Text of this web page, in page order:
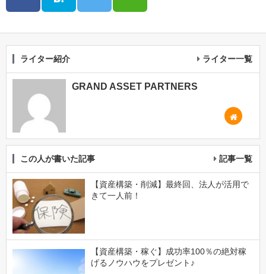
ライター紹介 ライター一覧
GRAND ASSET PARTNERS
この人が書いた記事 記事一覧
【資産構築・削減】最終回、法人が活用で
きて一人前！
【資産構築・稼ぐ】成功率100％の絶対稼
げるノウハウをプレゼント♪